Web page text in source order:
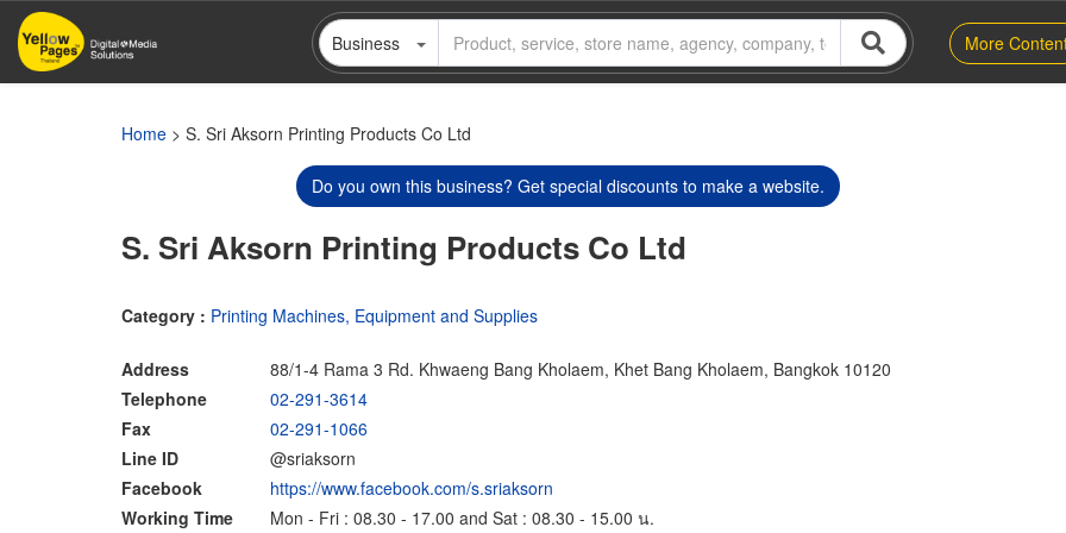
Skip
main
Business More
Home > S. Sri Aksorn Printing Products Co Ltd
Do you own this business? Get special discounts to make a website.
S. Sri Aksorn Printing Products Co Ltd
Category : Printing Machines, Equipment and Supplies
Address
88/1-4 Rama 3 Rd. Khwaeng Bang Kholaem, Khet Bang Kholaem, Bangkok 10120
Telephone
02-291-3614
Fax
02-291-1066
Line ID
@sriaksorn
Facebook
https://www.facebook.com/s.sriaksorn
Working Time
Mon - Fri : 08.30 - 17.00 and Sat : 08.30 - 15.00 น.